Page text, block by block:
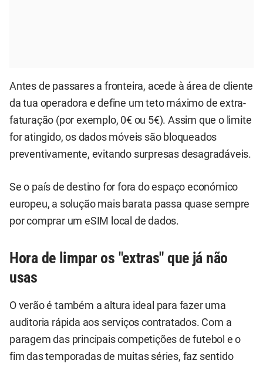
Antes de passares a fronteira, acede à área de cliente
da tua operadora e define um teto máximo de extra-
faturação (por exemplo, 0€ ou 5€). Assim que o limite
for atingido, os dados móveis são bloqueados
preventivamente, evitando surpresas desagradáveis.
Se o país de destino for fora do espaço económico
europeu, a solução mais barata passa quase sempre
por comprar um eSIM local de dados.
Hora de limpar os "extras" que já não
usas
O verão é também a altura ideal para fazer uma
auditoria rápida aos serviços contratados. Com a
paragem das principais competições de futebol e o
fim das temporadas de muitas séries, faz sentido